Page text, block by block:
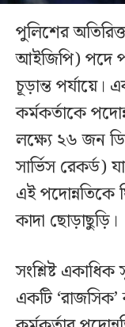
পুলিশের
আইজিপি) পদে
চূড়ান্ত পর্যায়ে।
কর্মকর্তাকে
লক্ষ্যে ২৬ জন
সার্ভিস রেকর্ড)
এই পদোন্নতিকে
কাদা ছোড়াছুড়ি।
সংশ্লিষ্ট
একটি